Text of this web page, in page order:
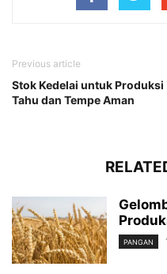
Previous article
Stok Kedelai untuk Produksi
Tahu dan Tempe Aman
PANGAN